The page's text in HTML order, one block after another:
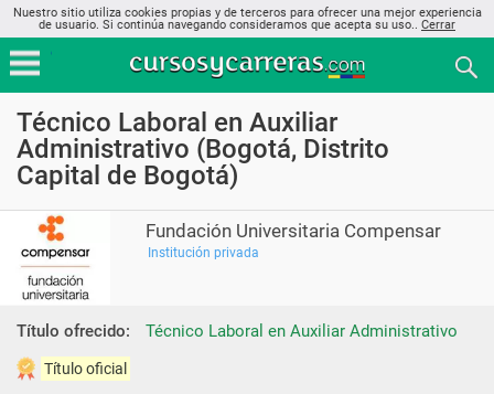
Nuestro sitio utiliza cookies propias y de terceros para ofrecer una mejor experiencia
de usuario. Si continúa navegando consideramos que acepta su uso.. Cerrar
Técnico Laboral en Auxiliar
Administrativo (Bogotá, Distrito
Capital de Bogotá)
Fundación Universitaria Compensar
Institución privada
Título ofrecido: Técnico Laboral en Auxiliar Administrativo
Título oficial